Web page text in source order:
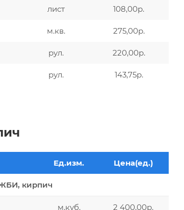
лист 108,00р.
м.кв. 275,00р.
рул. 220,00р.
рул. 143,75р.
Ед.изм. Цена(ед.)
кирпич
м.куб. 2 400,00р.